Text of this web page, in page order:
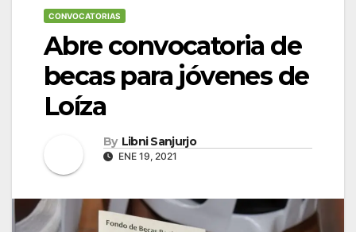
CONVOCATORIAS
Abre convocatoria de
becas para jóvenes de
Loíza
By Libni Sanjurjo
ENE 19, 2021